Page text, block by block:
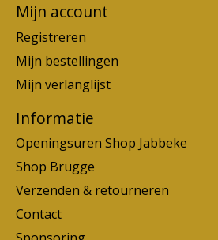
Mijn account
Registreren
Mijn bestellingen
Mijn verlanglijst
Informatie
Openingsuren Shop Jabbeke
Shop Brugge
Verzenden & retourneren
Contact